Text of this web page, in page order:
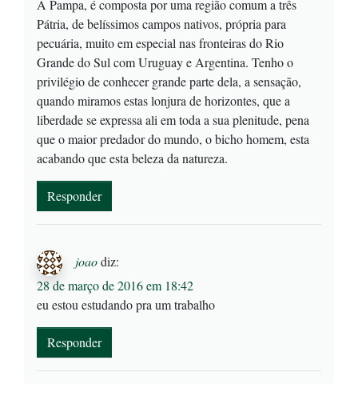
A Pampa, é composta por uma região comum a três
Pátria, de belíssimos campos nativos, própria para
pecuária, muito em especial nas fronteiras do Rio
Grande do Sul com Uruguay e Argentina. Tenho o
privilégio de conhecer grande parte dela, a sensação,
quando miramos estas lonjura de horizontes, que a
liberdade se expressa ali em toda a sua plenitude, pena
que o maior predador do mundo, o bicho homem, esta
acabando que esta beleza da natureza.
Responder
joaodiz:
28 de março de 2016 em 18:42
eu estou estudando pra um trabalho
Responder